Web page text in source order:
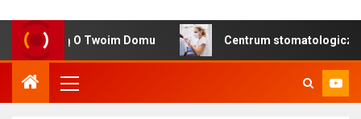
O Twoim Domu Centrum stomatologiczne w